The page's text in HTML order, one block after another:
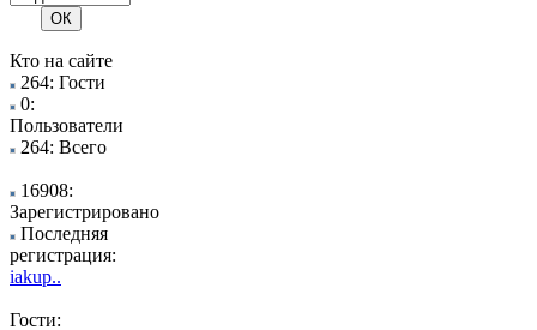
Кто на сайте
264: Гости
0:
Пользователи
264: Всего
16908:
Зарегистрировано
Последняя
регистрация:
iakup..
Гости: